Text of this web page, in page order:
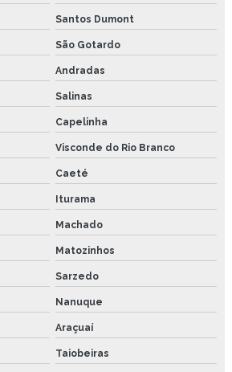
Santos Dumont
São Gotardo
Andradas
Salinas
Capelinha
Visconde do Rio Branco
Caeté
Iturama
Machado
Matozinhos
Sarzedo
Nanuque
Araçuaí
Taiobeiras